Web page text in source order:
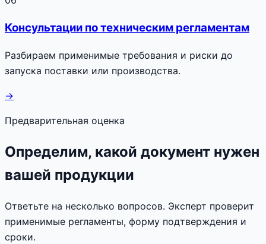
Консультации по техническим регламентам
Разбираем применимые требования и риски до
запуска поставки или производства.
→
Предварительная оценка
Определим, какой документ нужен
вашей продукции
Ответьте на несколько вопросов. Эксперт проверит
применимые регламенты, форму подтверждения и
сроки.